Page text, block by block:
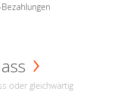
oder gleichwärtig